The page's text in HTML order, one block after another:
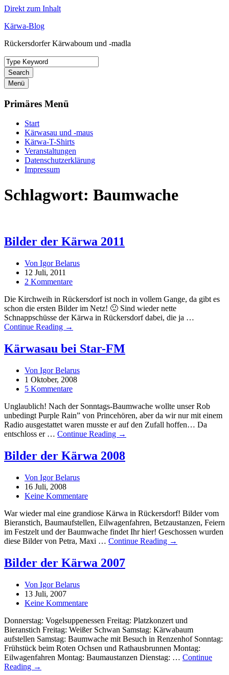
Direkt zum Inhalt
Kärwa-Blog
Rückersdorfer Kärwaboum und -madla
Search
Menü
Primäres Menü
Start
Kärwasau und -maus
Kärwa-T-Shirts
Veranstaltungen
Datenschutzerklärung
Impressum
Schlagwort: Baumwache
Bilder der Kärwa 2011
Von Igor Belarus
12 Juli, 2011
2 Kommentare
Die Kirchweih in Rückersdorf ist noch in vollem Gange, da gibt es
schon die ersten Bilder im Netz! 🙂 Sind wieder nette
Schnappschüsse der Kärwa in Rückersdorf dabei, die ja …
Continue Reading →
Kärwasau bei Star-FM
Von Igor Belarus
1 Oktober, 2008
5 Kommentare
Unglaublich! Nach der Sonntags-Baumwache wollte unser Rob
unbedingt Purple Rain” von Princehören, aber da wir nur mit einem
Radio ausgestattet waren musste er auf den Zufall hoffen… Da
entschloss er … Continue Reading →
Bilder der Kärwa 2008
Von Igor Belarus
16 Juli, 2008
Keine Kommentare
War wieder mal eine grandiose Kärwa in Rückersdorf! Bilder vom
Bieranstich, Baumaufstellen, Eilwagenfahren, Betzaustanzen, Feiern
im Festzelt und der Baumwache findet Ihr hier! Geschossen wurden
diese Bilder von Petra, Maxi … Continue Reading →
Bilder der Kärwa 2007
Von Igor Belarus
13 Juli, 2007
Keine Kommentare
Donnerstag: Vogelsuppenessen Freitag: Platzkonzert und
Bieranstich Freitag: Weißer Schwan Samstag: Kärwabaum
aufstellen Samstag: Baumwache mit Besuch in Renzenhof Sonntag:
Frühstück beim Roten Ochsen und Rathausbrunnen Montag:
Eilwagenfahren Montag: Baumaustanzen Dienstag: … Continue
Reading →